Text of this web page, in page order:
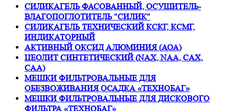
СИЛИКАГЕЛЬ ФАСОВАННЫЙ, ОСУШИТЕЛЬ-
ВЛАГОПОГЛОТИТЕЛЬ "СИЛИК"
СИЛИКАГЕЛЬ ТЕХНИЧЕСКИЙ КСКГ, КСМГ,
ИНДИКАТОРНЫЙ
АКТИВНЫЙ ОКСИД АЛЮМИНИЯ (АОА)
ЦЕОЛИТ СИНТЕТИЧЕСКИЙ (NAX, NAA, CAX,
CAA)
МЕШКИ ФИЛЬТРОВАЛЬНЫЕ ДЛЯ
ОБЕЗВОЖИВАНИЯ ОСАДКА «ТЕХНОБАГ»
МЕШКИ ФИЛЬТРОВАЛЬНЫЕ ДЛЯ ДИСКОВОГО
ФИЛЬТРА «ТЕХНОБАГ»